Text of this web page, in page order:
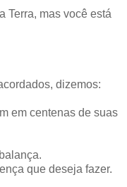
Terra, mas você está
dizemos:
em centenas de suas
que deseja fazer.